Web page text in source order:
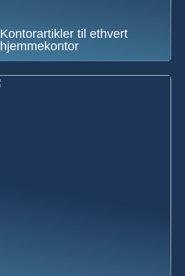
Kontorartikler til ethvert
hjemmekontor